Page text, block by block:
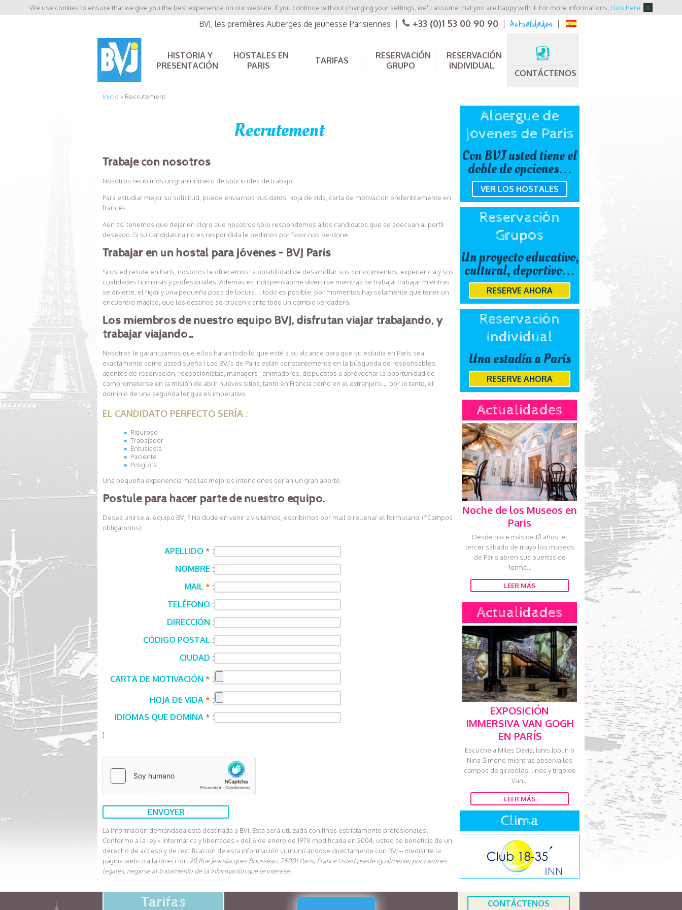
We use cookies to ensure that we give you the best experience on our website. If you continue without changing your settings, we'll assume that you are happy with it. For more informations, click here X
BVJ, les premières Auberges de jeunesse Parisiennes +33 (0)1 53 00 90 90 Actualidades
HISTORIA Y
PRESENTACIÓN
HOSTALES EN
PARIS
TARIFAS
RESERVACIÓN
GRUPO
RESERVACIÓN
INDIVIDUAL
CONTÁCTENOS
Inicio » Recrutement
Recrutement
Trabaje con nosotros
Nosotros recibimos un gran número de solicitudes de trabajo.
Para estudiar mejor su solicitud, puede enviarnos sus datos, hoja de vida, carta de motivación preferiblemente en
francés.
Aún así tenemos que dejar en clqro aue nosotros sólo respondemos a los candidatos que se adecuan al perfil
deseado. Si su candidatura no es respondida le pedimos por favor nos perdone.
Trabajar en un hostal para jóvenes – BVJ Paris
Si usted reside en París, nosotros le ofrecemos la posibilidad de desarrollar sus conocimientos, experiencia y sus
cualidades humanas y profesionales. Además es indispensabme divertirse mientras se trabaja, trabajar mientras
se divierte, el rigor y una pequeña pizca de locura… todo es posible, por momentos hay solamente que tener un
encuentro mágico, que los destinos se crucen y ante todo un cambio verdadero.
Los miembros de nuestro equipo BVJ, disfrutan viajar trabajando, y
trabajar viajando…
Nosotros le garantizamos que ellos harán todo lo que esté a su alcance para que su estadía en París sea
exactamente como usted sueña ! Los BVJ’s de París están constantemente en la búsqueda de responsables,
agentes de reservación, recepcionistas, managers ; animadores, dispuestos a aprovechar la oportunidad de
comprometerse en la misión de abrir nuevos sitios, tanto en Francia como en el extranjero… por lo tanto, el
dominio de una segunda lengua es imperativo.
EL CANDIDATO PERFECTO SERÍA :
Riguroso
Trabajador
Entusiasta
Paciente
Poliglota
Una pequeña experiencia más las mejores intenciones serían un gran aporte.
Postule para hacer parte de nuestro equipo.
Desea unirse al equipo BVJ ? No dude en venir a visitarnos, escribirnos por mail o rellenar el formulario. (*Campos
obligatorios).
APELLIDO * :
NOMBRE :
MAIL * :
TELÉFONO :
DIRECCIÓN :
CÓDIGO POSTAL :
CIUDAD :
CARTA DE MOTIVACIÓN * :
HOJA DE VIDA * :
IDIOMAS QUE DOMINA * :
]
La información demandada está destinada a BVJ. Esta será utilizada con fines estrictamente profesionales.
Conforme a la ley « informática y libertades » del 6 de enero de 1978 modificada en 2004, usted se beneficia de un
derecho de acceso y de rectificación de esta información cumunicándose directamente con BVJ – mediante la
página web- o a la dirección 20,Rue Jean-Jacques Rousseau, 75001 Paris, FranceUsted puede igualmente, por razones
legales, negarse al tratamiento de la información que le interese.
Albergue de
jovenes de Paris
Con BVJ usted tiene el
doble de opciones…
VER LOS HOSTALES
Reservación
Grupos
Un proyecto educativo,
cultural, deportivo…
RESERVE AHORA
Reservación
individual
Una estadía a París
RESERVE AHORA
Actualidades
Noche de los Museos en
Paris
Desde hace más de 10 años, el
tercer sábado de mayo los museos
de Paris abren sus puertas de
forma...
LEER MÁS
Actualidades
EXPOSICIÓN
IMMERSIVA VAN GOGH
EN PARÍS
Escuche a Miles Davis, Janis Joplin o
Nina Simone mientras observa los
campos de girasoles, lirios y trigo de
Van...
LEER MÁS
Clima
Tarifas CONTÁCTENOS